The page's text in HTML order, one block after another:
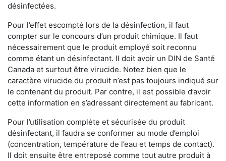
désinfectées.
Pour l’effet escompté lors de la désinfection, il faut
compter sur le concours d’un produit chimique. Il faut
nécessairement que le produit employé soit reconnu
comme étant un désinfectant. Il doit avoir un DIN de Santé
Canada et surtout être virucide. Notez bien que le
caractère virucide du produit n’est pas toujours indiqué sur
le contenant du produit. Par contre, il est possible d’avoir
cette information en s’adressant directement au fabricant.
Pour l’utilisation complète et sécurisée du produit
désinfectant, il faudra se conformer au mode d’emploi
(concentration, température de l’eau et temps de contact).
Il doit ensuite être entreposé comme tout autre produit à